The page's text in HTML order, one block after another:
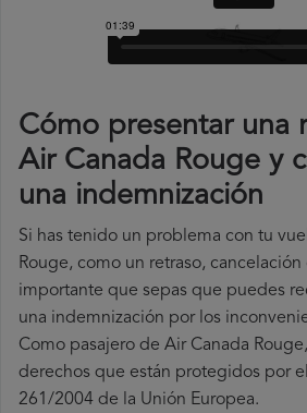
Cómo presentar una
Air Canada Rouge y
una indemnización
Si has tenido un problema con tu
Rouge, como un retraso,
importante que sepas que puedes
una indemnización por los
Como pasajero de Air Canada
derechos que están protegidos por
261/2004 de la Unión Europea.